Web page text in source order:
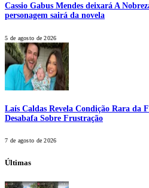
Cassio Gabus Mendes deixará A
personagem sairá da novela
5 de agosto de 2026
Laís Caldas Revela Condição Rara da
Desabafa Sobre Frustração
7 de agosto de 2026
Últimas